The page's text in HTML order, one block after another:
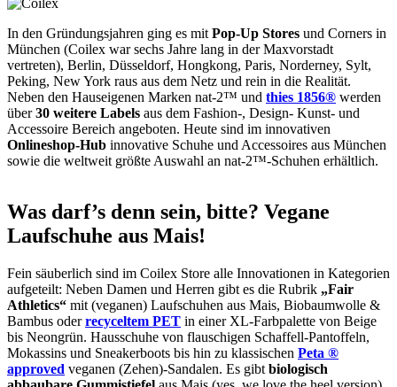
In den Gründungsjahren ging es mit Pop-Up Stores und Corners in
München (Coilex war sechs Jahre lang in der Maxvorstadt
vertreten), Berlin, Düsseldorf, Hongkong, Paris, Norderney, Sylt,
Peking, New York raus aus dem Netz und rein in die Realität.
Neben den Hauseigenen Marken nat-2™ und thies 1856® werden
über30 weitere Labels aus dem Fashion-, Design- Kunst- und
Accessoire Bereich angeboten. Heute sind im innovativen
Onlineshop-Hub innovative Schuhe und Accessoires aus München
sowie die weltweit größte Auswahl an nat-2™-Schuhen erhältlich.
Was darf’s denn sein, bitte? Vegane
Laufschuhe aus Mais!
Fein säuberlich sind im Coilex Store alle Innovationen in Kategorien
aufgeteilt: Neben Damen und Herren gibt es die Rubrik „Fair
Athletics“ mit (veganen) Laufschuhen aus Mais, Biobaumwolle &
Bambus oderrecyceltem PET in einer XL-Farbpalette von Beige
bis Neongrün. Hausschuhe von flauschigen Schaffell-Pantoffeln,
Mokassins und Sneakerboots bis hin zu klassischen Peta ®
approved veganen (Zehen)-Sandalen. Es gibt biologisch